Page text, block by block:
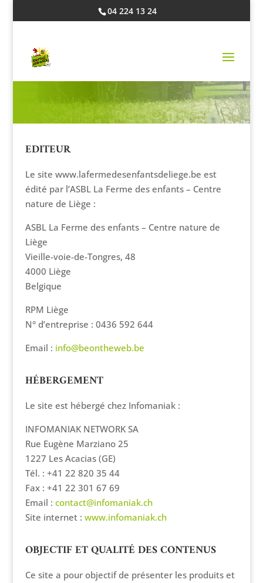
04 224 13 24
MENTIONS LÉGALES
EDITEUR
Le site www.lafermedesenfantsdeliege.be est
édité par l’ASBL La Ferme des enfants – Centre
nature de Liège :
ASBL La Ferme des enfants – Centre nature de
Liège
Vieille-voie-de-Tongres, 48
4000 Liège
Belgique
RPM Liège
N° d’entreprise : 0436 592 644
Email : info@beontheweb.be
HÉBERGEMENT
Le site est hébergé chez Infomaniak :
INFOMANIAK NETWORK SA
Rue Eugène Marziano 25
1227 Les Acacias (GE)
Tél. : +41 22 820 35 44
Fax : +41 22 301 67 69
Email : contact@infomaniak.ch
Site internet : www.infomaniak.ch
OBJECTIF ET QUALITÉ DES CONTENUS
Ce site a pour objectif de présenter les produits et